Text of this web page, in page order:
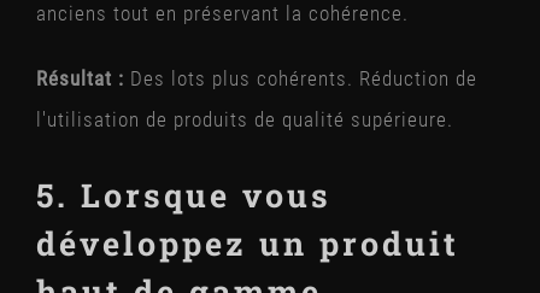
anciens tout en préservant la cohérence.
Résultat : Des lots plus cohérents. Réduction de
l'utilisation de produits de qualité supérieure.
5. Lorsque vous
développez un produit